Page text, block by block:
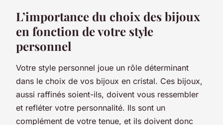
L’importance du choix des bijoux
en fonction de votre style
personnel
Votre style personnel joue un rôle déterminant
dans le choix de vos bijoux en cristal. Ces bijoux,
aussi raffinés soient-ils, doivent vous ressembler
et refléter votre personnalité. Ils sont un
complément de votre tenue, et ils doivent donc